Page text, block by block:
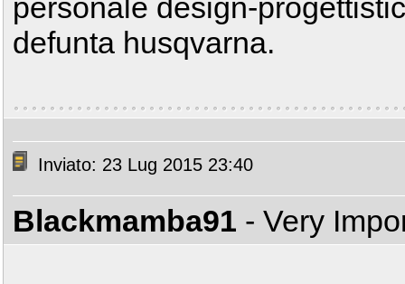
personale design-
defunta husqvarna.
Inviato: 23 Lug 2015 23:40
Blackmamba91 - Very